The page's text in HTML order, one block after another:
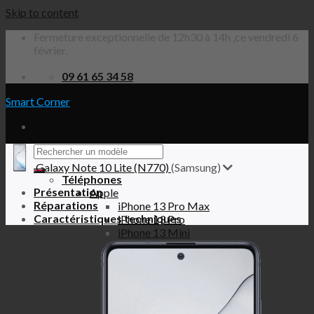
Skip to content
09 61 65 34 58
Smart Corner
Téléphones
Apple
iPhone 13 Pro Max
iPhone 13 Pro
iPhone 13 Mini
iPhone 13
iPhone 12 Pro Max
Galaxy Note 10 Lite (N770)(Samsung)
Présentation
Réparations
Caractéristiques techniques